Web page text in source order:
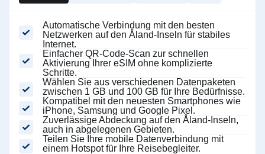
Automatische Verbindung mit den besten
Netzwerken auf den Åland-Inseln für stabiles
Internet.
Einfacher QR-Code-Scan zur schnellen
Aktivierung Ihrer eSIM ohne komplizierte
Schritte.
Wählen Sie aus verschiedenen Datenpaketen
zwischen 1 GB und 100 GB für Ihre Bedürfnisse.
Kompatibel mit den neuesten Smartphones wie
iPhone, Samsung und Google Pixel.
Zuverlässige Abdeckung auf den Åland-Inseln,
auch in abgelegenen Gebieten.
Teilen Sie Ihre mobile Datenverbindung mit
einem Hotspot für Ihre Reisebegleiter.